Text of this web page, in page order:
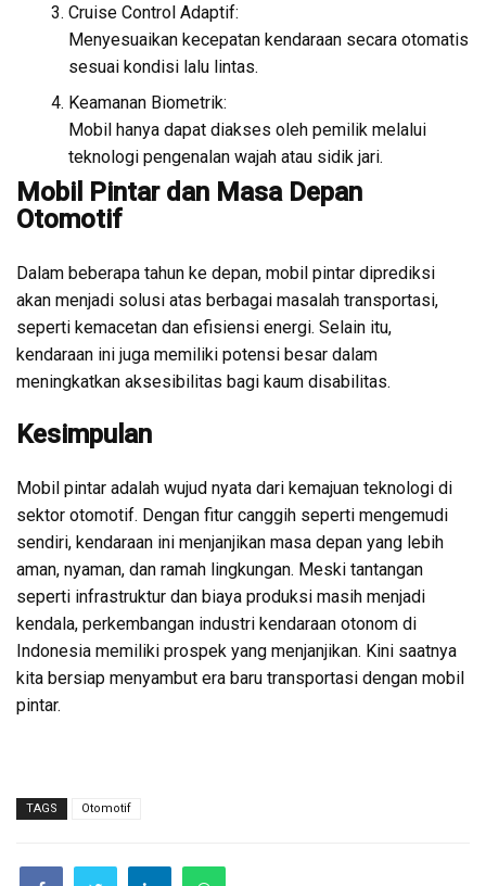
Cruise Control Adaptif:
Menyesuaikan kecepatan kendaraan secara otomatis
sesuai kondisi lalu lintas.
Keamanan Biometrik:
Mobil hanya dapat diakses oleh pemilik melalui
teknologi pengenalan wajah atau sidik jari.
Mobil Pintar dan Masa Depan
Otomotif
Dalam beberapa tahun ke depan, mobil pintar diprediksi
akan menjadi solusi atas berbagai masalah transportasi,
seperti kemacetan dan efisiensi energi. Selain itu,
kendaraan ini juga memiliki potensi besar dalam
meningkatkan aksesibilitas bagi kaum disabilitas.
Kesimpulan
Mobil pintar adalah wujud nyata dari kemajuan teknologi di
sektor otomotif. Dengan fitur canggih seperti mengemudi
sendiri, kendaraan ini menjanjikan masa depan yang lebih
aman, nyaman, dan ramah lingkungan. Meski tantangan
seperti infrastruktur dan biaya produksi masih menjadi
kendala, perkembangan industri kendaraan otonom di
Indonesia memiliki prospek yang menjanjikan. Kini saatnya
kita bersiap menyambut era baru transportasi dengan mobil
pintar.
TAGS Otomotif